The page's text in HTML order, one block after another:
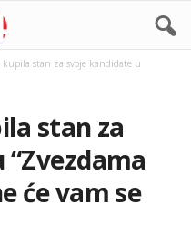
stan za svoje kandidate u
stan za
će vam se